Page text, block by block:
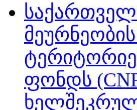
ფონდს